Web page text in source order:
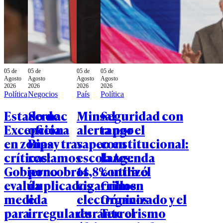
05 de
Agosto
2026
Política
Estado de
Excepción
en zonas
críticas:
Gobierno
evalúa
medida
para
05 de
Agosto
2026
Negocios
Sernac
oficia a
Bipay tras
reclamos
por cobros
duplicados
e
irregulares
05 de
Agosto
2026
País
Minsal
alerta por el
vapeo en
escolares:
14,8% utilizó
cigarrillos
electrónicos
durante el
05 de
Agosto
2026
Política
Seguridad con
rango
constitucional:
la Agenda
contra el
Crimen
Organizado y el
Terrorismo